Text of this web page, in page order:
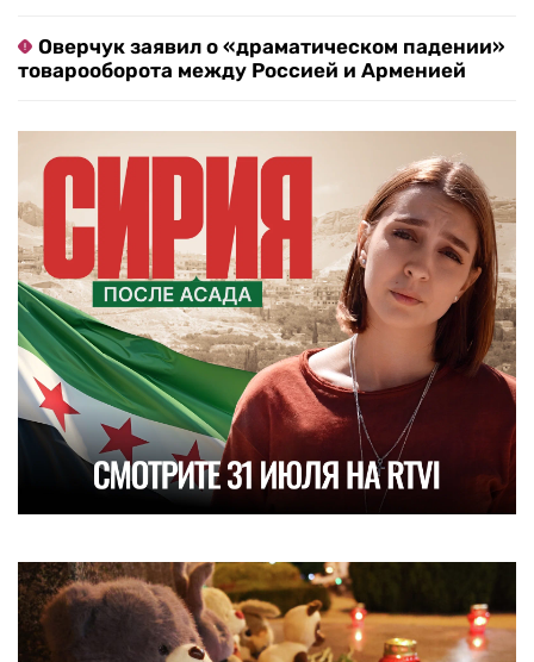
Оверчук заявил о «драматическом падении»
товарооборота между Россией и Арменией